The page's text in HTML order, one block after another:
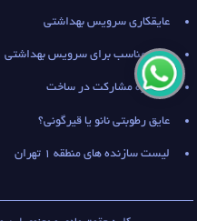
عایقکاری سرویس بهداشتی
عایق مناسب برای سرویس بهداشتی
مشاوره مشارکت در ساخت
عایق رطوبتی نانو یا قیرگونی؟
لیست سازنده های منطقه 1 تهران